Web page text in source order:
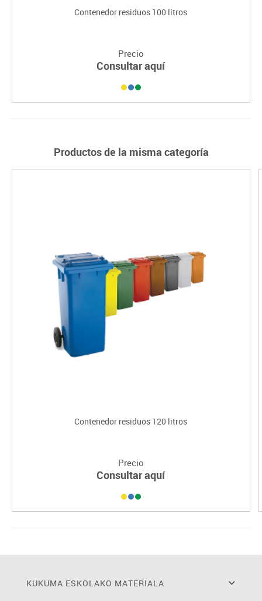
Contenedor residuos 100 litros
Precio
Consultar aquí
Productos de la misma categoría
Contenedor residuos 120 litros
Precio
Consultar aquí
KUKUMA ESKOLAKO MATERIALA